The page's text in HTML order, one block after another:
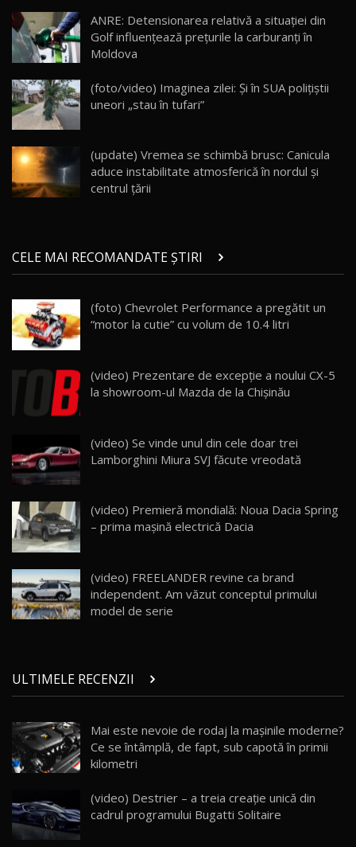
17 20:06
Va fi modelul nr.1 BYD în Moldova? BYD Seal U
30:08
AutoBlog.MD
23:36
20
Noul ZEEKR 7X / Test Drive AutoBlog.MD
29:08
21
AutoBlog.MD
16:59
22
Noua Mazda 6e / Test Drive AutoBlog.MD
26:59
Lynk & Co 01 / Test Drive AutoBlog.MD
25:19
Van Electric Testat în Moldova / AutoBlog.MD
26:38
mai Exclusiv și Puternic Defender Testat în
Moldova
32:21
26
AutoBlog.MD
10:57
28
Noul Geely Monjaro 2025! Mai ieftin și mai
dotat / Test Drive AutoBlog.MD
ZEEKR 9X - PRIMUL TEST DRIVE ÎN ROMÂNĂ!
CUM SE CONDUCE?
33:40
30
Primele impresii despre BYD Seal U DM-i,
Sealion 7 și Seal 5 DM-i / Test Drive
ANRE: Detensionarea relativă a situației din
Golf influențează prețurile la carburanți în
Moldova
(foto/video) Imaginea zilei: Și în SUA polițiștii
uneori „stau în tufari”
(update) Vremea se schimbă brusc: Canicula
aduce instabilitate atmosferică în nordul și
centrul țării
CELE MAI RECOMANDATE ȘTIRI
(foto) Chevrolet Performance a pregătit un
“motor la cutie” cu volum de 10.4 litri
(video) Prezentare de excepţie a noului CX-5
la showroom-ul Mazda de la Chişinău
(video) Se vinde unul din cele doar trei
Lamborghini Miura SVJ făcute vreodată
(video) Premieră mondială: Noua Dacia Spring
– prima maşină electrică Dacia
(video) FREELANDER revine ca brand
independent. Am văzut conceptul primului
model de serie
ULTIMELE RECENZII
Mai este nevoie de rodaj la mașinile moderne?
Ce se întâmplă, de fapt, sub capotă în primii
kilometri
(video) Destrier – a treia creație unică din
cadrul programului Bugatti Solitaire